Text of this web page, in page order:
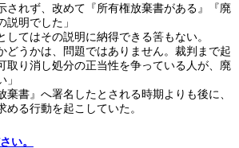
されず、改めて『所有権放棄書がある』『廃
説明でした」
てはその説明に納得できる筈もない。
どうかは、問題ではありません。裁判まで起
取り消し処分の正当性を争っている人が、廃
書』へ署名したとされる時期よりも後に、
る行動を起こしていた。
い。